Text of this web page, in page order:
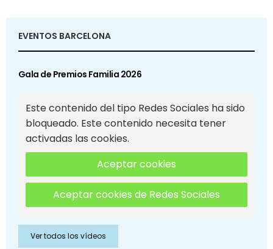
EVENTOS BARCELONA
Gala de Premios Familia 2026
Este contenido del tipo Redes Sociales ha sido
bloqueado. Este contenido necesita tener
activadas las cookies.
Aceptar cookies
Aceptar cookies de Redes Sociales
Ver todos los vídeos